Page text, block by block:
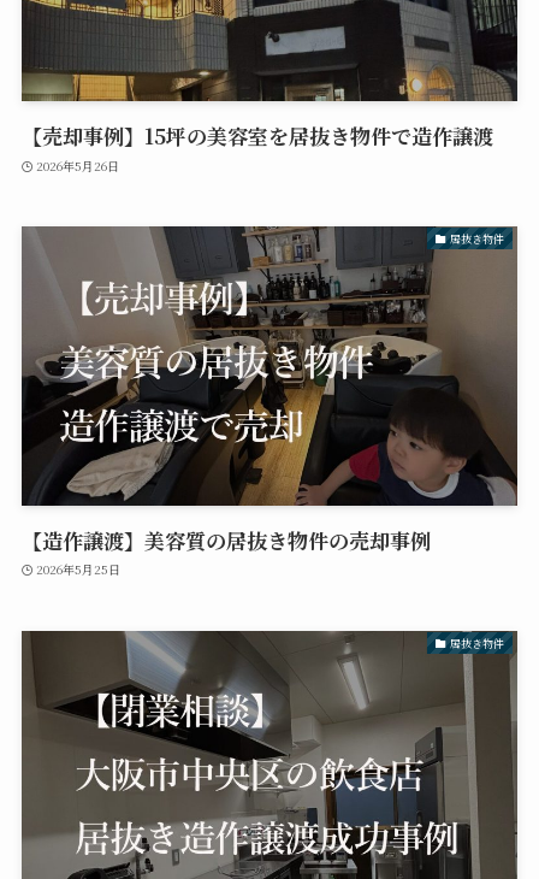
【売却事例】15坪の美容室を居抜き物件で造作譲渡
2026年5月26日
居抜き物件
【造作譲渡】美容質の居抜き物件の売却事例
2026年5月25日
居抜き物件